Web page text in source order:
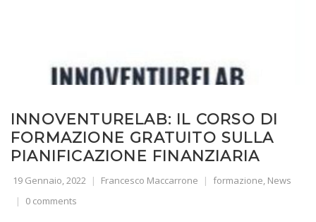
INNOVENTURELAB: IL CORSO DI
FORMAZIONE GRATUITO SULLA
PIANIFICAZIONE FINANZIARIA
19 Gennaio, 2022 Francesco Maccarrone formazione, News
0 comments